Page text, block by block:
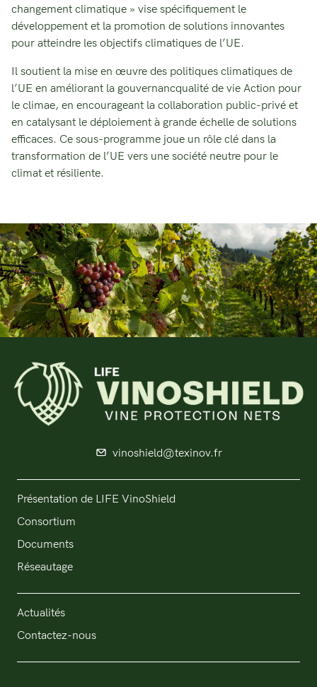
changement climatique » vise spécifiquement le
développement et la promotion de solutions innovantes
pour atteindre les objectifs climatiques de l’UE.
Il soutient la mise en œuvre des politiques climatiques de
l’UE en améliorant la gouvernancqualité de vie Action pour
le climae, en encourageant la collaboration public-privé et
en catalysant le déploiement à grande échelle de solutions
efficaces. Ce sous-programme joue un rôle clé dans la
transformation de l’UE vers une société neutre pour le
climat et résiliente.
vinoshield@texinov.fr
Présentation de LIFE VinoShield
Consortium
Documents
Réseautage
Actualités
Contactez-nous